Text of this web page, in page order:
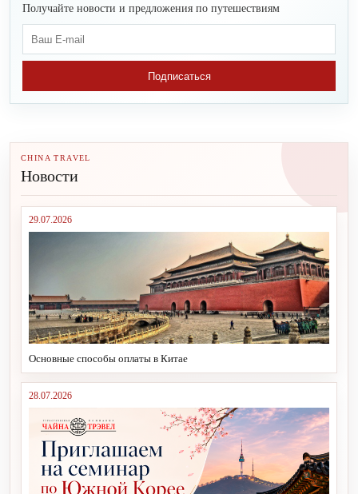
Получайте новости и предложения по путешествиям
Подписаться
CHINA TRAVEL
Новости
29.07.2026
Основные способы оплаты в Китае
28.07.2026